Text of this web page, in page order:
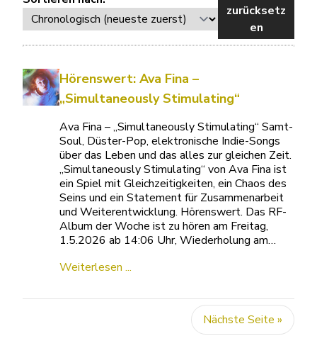
zurücksetz
en
Hörenswert: Ava Fina –
„Simultaneously Stimulating“
Ava Fina – „Simultaneously Stimulating“ Samt-
Soul, Düster-Pop, elektronische Indie-Songs
über das Leben und das alles zur gleichen Zeit.
„Simultaneously Stimulating“ von Ava Fina ist
ein Spiel mit Gleichzeitigkeiten, ein Chaos des
Seins und ein Statement für Zusammenarbeit
und Weiterentwicklung. Hörenswert. Das RF-
Album der Woche ist zu hören am Freitag,
1.5.2026 ab 14:06 Uhr, Wiederholung am…
Weiterlesen ...
Nächste Seite »